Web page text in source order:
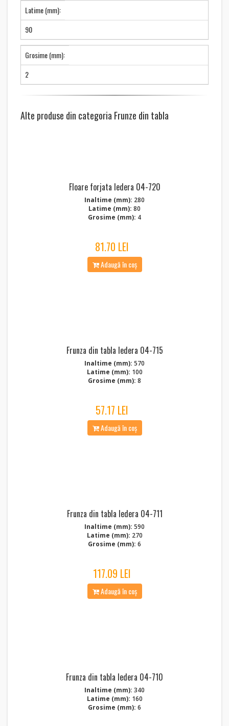
Latime (mm):
90
Grosime (mm):
2
Alte produse din categoria Frunze din tabla
Floare forjata Iedera 04-720
Inaltime (mm): 280
Latime (mm): 80
Grosime (mm): 4
81.70 LEI
Adaugă în coș
Frunza din tabla Iedera 04-715
Inaltime (mm): 570
Latime (mm): 100
Grosime (mm): 8
57.17 LEI
Adaugă în coș
Frunza din tabla Iedera 04-711
Inaltime (mm): 590
Latime (mm): 270
Grosime (mm): 6
117.09 LEI
Adaugă în coș
Frunza din tabla Iedera 04-710
Inaltime (mm): 340
Latime (mm): 160
Grosime (mm): 6